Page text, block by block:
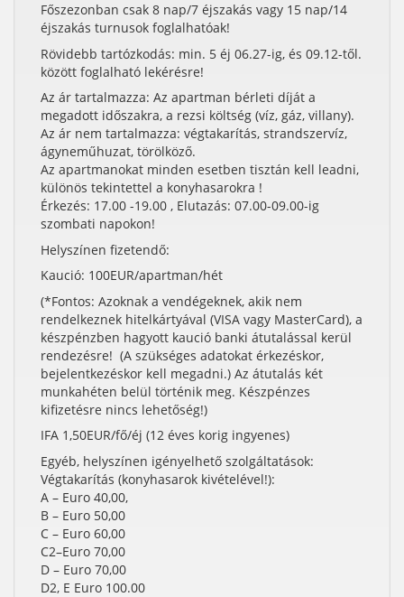
Főszezonban csak 8 nap/7 éjszakás vagy 15 nap/14
éjszakás turnusok foglalhatóak!
Rövidebb tartózkodás: min. 5 éj 06.27-ig, és 09.12-től.
között foglalható lekérésre!
Az ár tartalmazza: Az apartman bérleti díját a
megadott időszakra, a rezsi költség (víz, gáz, villany).
Az ár nem tartalmazza: végtakarítás, strandszervíz,
ágyneműhuzat, törölköző.
Az apartmanokat minden esetben tisztán kell leadni,
különös tekintettel a konyhasarokra !
Érkezés: 17.00 -19.00 , Elutazás: 07.00-09.00-ig
szombati napokon!
Helyszínen fizetendő:
Kaució: 100EUR/apartman/hét
(*Fontos: Azoknak a vendégeknek, akik nem
rendelkeznek hitelkártyával (VISA vagy MasterCard), a
készpénzben hagyott kaució banki átutalással kerül
rendezésre! (A szükséges adatokat érkezéskor,
bejelentkezéskor kell megadni.) Az átutalás két
munkahéten belül történik meg. Készpénzes
kifizetésre nincs lehetőség!)
IFA 1,50EUR/fő/éj (12 éves korig ingyenes)
Egyéb, helyszínen igényelhető szolgáltatások:
Végtakarítás (konyhasarok kivételével!):
A – Euro 40,00,
B – Euro 50,00
C – Euro 60,00
C2–Euro 70,00
D – Euro 70,00
D2, E Euro 100.00